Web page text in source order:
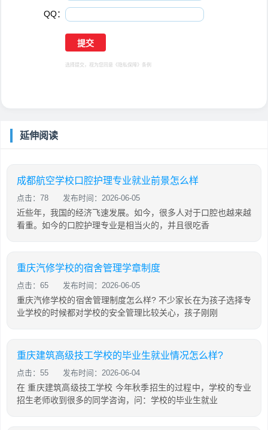
QQ：
选择提交，视为您同意 《隐私保障》 条例
延伸阅读
成都航空学校口腔护理专业就业前景怎么样
点击：78 发布时间：2026-06-05
近些年，我国的经济飞速发展。如今，很多人对于口腔也越来越
看重。如今的口腔护理专业是相当火的，并且很吃香
重庆汽修学校的宿舍管理学章制度
点击：65 发布时间：2026-06-05
重庆汽修学校的宿舍管理制度怎么样? 不少家长在为孩子选择专
业学校的时候都对学校的安全管理比较关心，孩子刚刚
重庆建筑高级技工学校的毕业生就业情况怎么样?
点击：55 发布时间：2026-06-04
在 重庆建筑高级技工学校 今年秋季招生的过程中，学校的专业
招生老师收到很多的同学咨询，问：学校的毕业生就业